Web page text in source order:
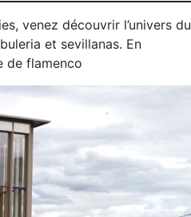
venez découvrir l’univers du
et sevillanas. En
de flamenco